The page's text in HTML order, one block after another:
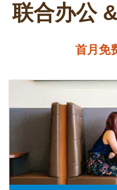
联合办公
首月免